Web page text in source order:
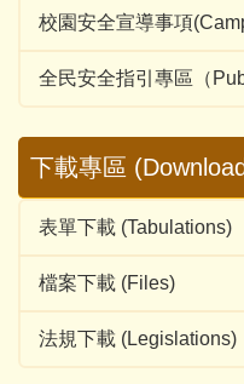
校園安全宣導事項
全民安全指引專區（
下載專區
表單下載 (Tabulations)
檔案下載 (Files)
法規下載 (Legislations)